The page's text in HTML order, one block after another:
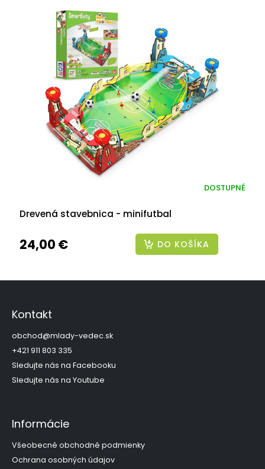
Drevená stavebnica - minifutbal
DOSTUPNÉ
24,00 € DO KOŠÍKA
Kontakt
obchod@mlady-vedec.sk
+421 911 803 335
Sledujte nás na Facebooku
Sledujte nás na Youtube
Informácie
Všeobecné obchodné podmienky
Ochrana osobných údajov